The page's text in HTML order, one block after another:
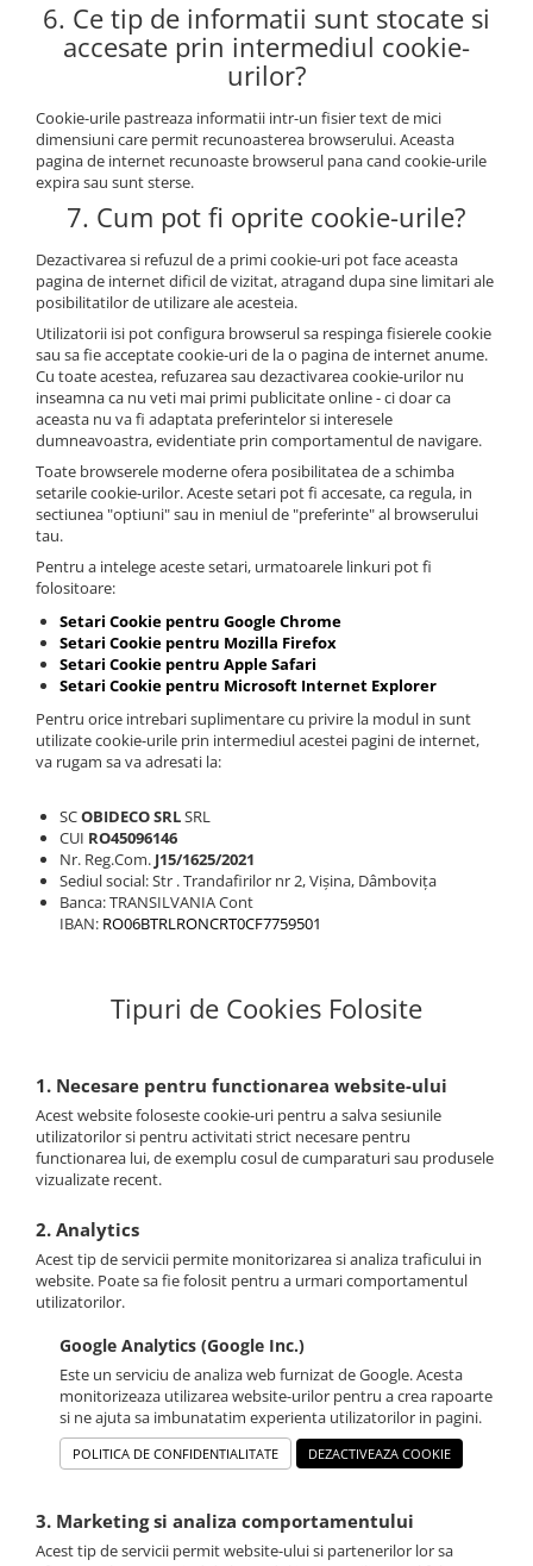
6. Ce tip de informatii sunt stocate si
accesate prin intermediul cookie-
urilor?
Cookie-urile pastreaza informatii intr-un fisier text de mici
dimensiuni care permit recunoasterea browserului. Aceasta
pagina de internet recunoaste browserul pana cand cookie-urile
expira sau sunt sterse.
7. Cum pot fi oprite cookie-urile?
Dezactivarea si refuzul de a primi cookie-uri pot face aceasta
pagina de internet dificil de vizitat, atragand dupa sine limitari ale
posibilitatilor de utilizare ale acesteia.
Utilizatorii isi pot configura browserul sa respinga fisierele cookie
sau sa fie acceptate cookie-uri de la o pagina de internet anume.
Cu toate acestea, refuzarea sau dezactivarea cookie-urilor nu
inseamna ca nu veti mai primi publicitate online - ci doar ca
aceasta nu va fi adaptata preferintelor si interesele
dumneavoastra, evidentiate prin comportamentul de navigare.
Toate browserele moderne ofera posibilitatea de a schimba
setarile cookie-urilor. Aceste setari pot fi accesate, ca regula, in
sectiunea "optiuni" sau in meniul de "preferinte" al browserului
tau.
Pentru a intelege aceste setari, urmatoarele linkuri pot fi
folositoare:
Setari Cookie pentru Google Chrome
Setari Cookie pentru Mozilla Firefox
Setari Cookie pentru Apple Safari
Setari Cookie pentru Microsoft Internet Explorer
Pentru orice intrebari suplimentare cu privire la modul in sunt
utilizate cookie-urile prin intermediul acestei pagini de internet,
va rugam sa va adresati la:
SCOBIDECO SRLSRL
CUI RO45096146
Nr. Reg.Com. J15/1625/2021
Sediul social: Str . Trandafirilor nr 2, Vișina, Dâmbovița
Banca: TRANSILVANIA Cont
IBAN: RO06BTRLRONCRT0CF7759501
Tipuri de Cookies Folosite
1. Necesare pentru functionarea website-ului
Acest website foloseste cookie-uri pentru a salva sesiunile
utilizatorilor si pentru activitati strict necesare pentru
functionarea lui, de exemplu cosul de cumparaturi sau produsele
vizualizate recent.
2. Analytics
Acest tip de servicii permite monitorizarea si analiza traficului in
website. Poate sa fie folosit pentru a urmari comportamentul
utilizatorilor.
Google Analytics (Google Inc.)
Este un serviciu de analiza web furnizat de Google. Acesta
monitorizeaza utilizarea website-urilor pentru a crea rapoarte
si ne ajuta sa imbunatatim experienta utilizatorilor in pagini.
POLITICA DE CONFIDENTIALITATE DEZACTIVEAZA COOKIE
3. Marketing si analiza comportamentului
Acest tip de servicii permit website-ului si partenerilor lor sa